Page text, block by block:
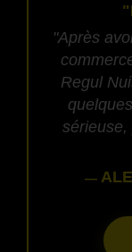
"Après
Regul
sérieuse,
—